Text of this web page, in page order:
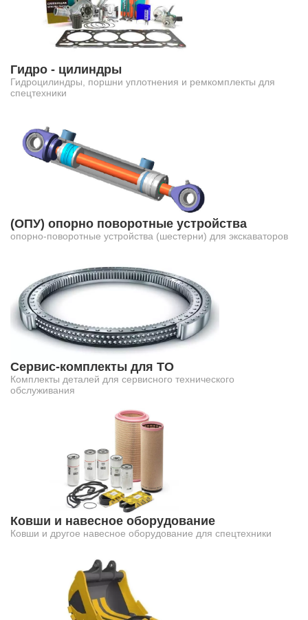
Гидро - цилиндры
Гидроцилиндры, поршни уплотнения и ремкомплекты для
спецтехники
(ОПУ) опорно поворотные устройства
опорно-поворотные устройства (шестерни) для экскаваторов
Сервис-комплекты для ТО
Комплекты деталей для сервисного технического
обслуживания
Ковши и навесное оборудование
Ковши и другое навесное оборудование для спецтехники